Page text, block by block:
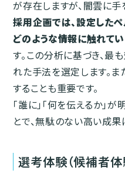
が存在しますが、闇雲に手
採用企画では、設定したペ
どのような情報に触れて
す。この分析に基づき、最
れた手法を選定します。ま
することも重要です。
「誰に」「何を伝えるか」
とで、無駄のない高い成果
選考体験（候補者体